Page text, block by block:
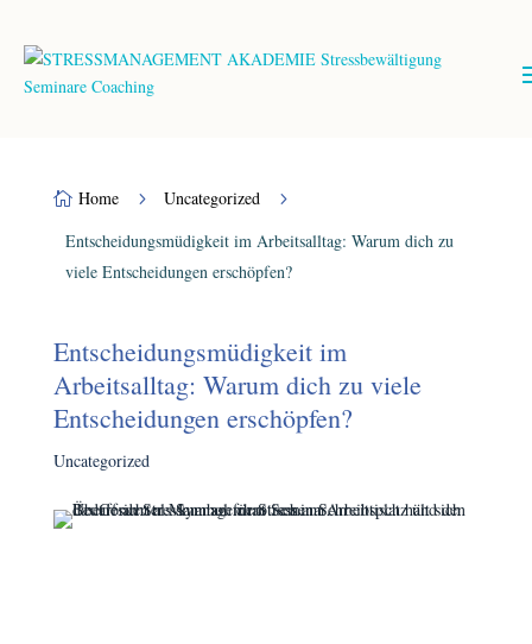
 Home 5 Uncategorized 5
Entscheidungsmüdigkeit im Arbeitsalltag: Warum dich zu
viele Entscheidungen erschöpfen?
Entscheidungsmüdigkeit im
Arbeitsalltag: Warum dich zu viele
Entscheidungen erschöpfen?
Uncategorized